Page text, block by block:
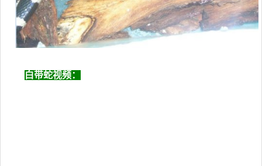
白带蛇视频：